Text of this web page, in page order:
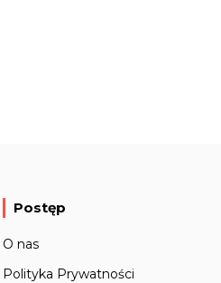
Postęp
O nas
Polityka Prywatności